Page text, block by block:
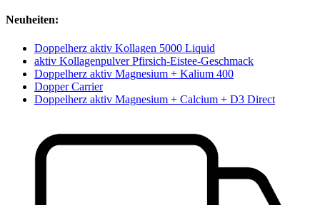
Neuheiten:
Doppelherz aktiv Kollagen 5000 Liquid
aktiv Kollagenpulver Pfirsich-Eistee-Geschmack
Doppelherz aktiv Magnesium + Kalium 400
Dopper Carrier
Doppelherz aktiv Magnesium + Calcium + D3 Direct